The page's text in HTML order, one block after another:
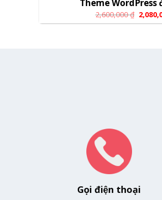
Theme WordPress
2,600,000₫
Gọi điện thoại